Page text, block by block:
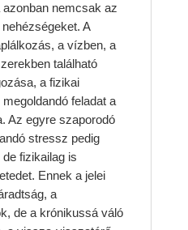
nemcsak az
A
a vízben, a
található
a fizikai
feladat a
Az egyre szaporodó
stressz pedig
fizikailag is
Ennek a jelei
a
de a krónikussá váló